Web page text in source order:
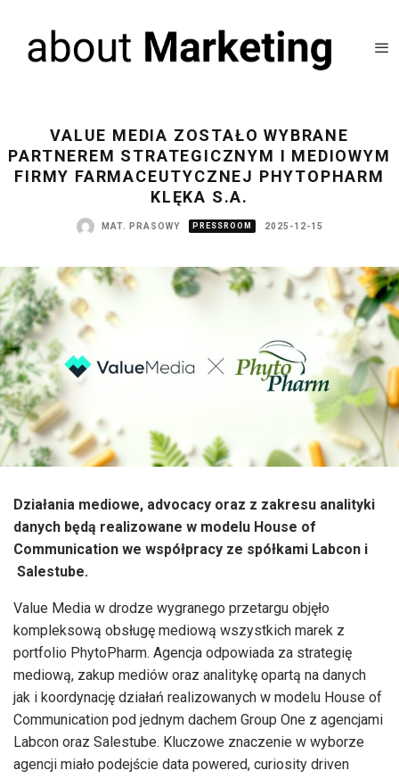
VALUE MEDIA ZOSTAŁO WYBRANE
PARTNEREM STRATEGICZNYM I MEDIOWYM
FIRMY FARMACEUTYCZNEJ PHYTOPHARM
KLĘKA S.A.
MAT. PRASOWY PRESSROOM 2025-12-15
Działania mediowe, advocacy oraz z zakresu analityki
danych będą realizowane w modelu House of
Communication we współpracy ze spółkami Labcon i
Salestube.
Value Media w drodze wygranego przetargu objęło
kompleksową obsługę mediową wszystkich marek z
portfolio PhytoPharm. Agencja odpowiada za strategię
mediową, zakup mediów oraz analitykę opartą na danych
jak i koordynację działań realizowanych w modelu House of
Communication pod jednym dachem Group One z agencjami
Labcon oraz Salestube. Kluczowe znaczenie w wyborze
agencji miało podejście data powered, curiosity driven